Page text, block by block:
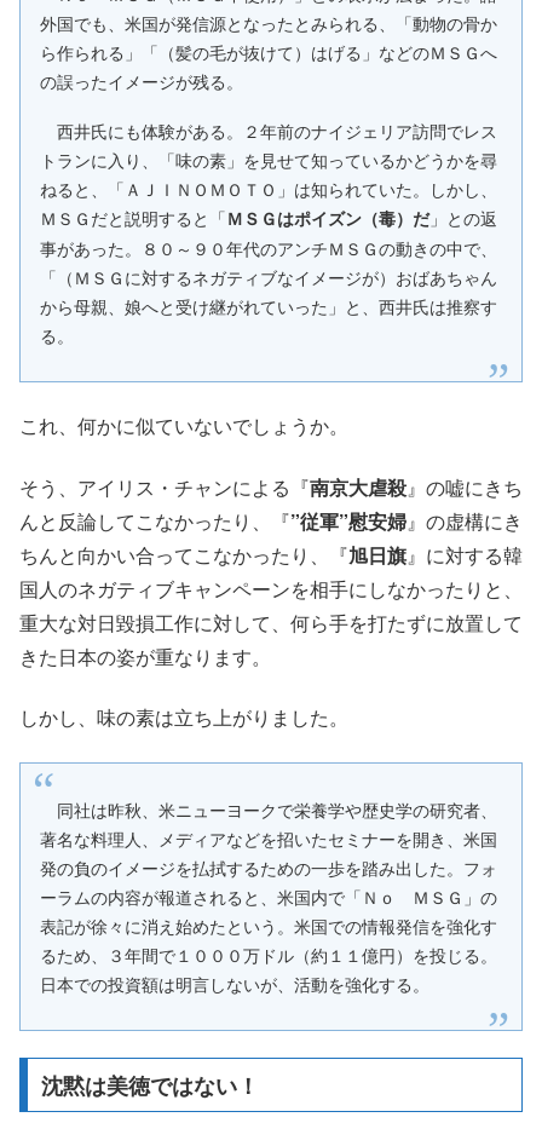
外国でも、米国が発信源となったとみられる、「動物の骨か
ら作られる」「（髪の毛が抜けて）はげる」などのＭＳＧへ
の誤ったイメージが残る。
西井氏にも体験がある。２年前のナイジェリア訪問でレス
トランに入り、「味の素」を見せて知っているかどうかを尋
ねると、「ＡＪＩＮＯＭＯＴＯ」は知られていた。しかし、
ＭＳＧだと説明すると「ＭＳＧはポイズン（毒）だ」との返
事があった。８０～９０年代のアンチＭＳＧの動きの中で、
「（ＭＳＧに対するネガティブなイメージが）おばあちゃん
から母親、娘へと受け継がれていった」と、西井氏は推察す
る。
これ、何かに似ていないでしょうか。
そう、アイリス・チャンによる『南京大虐殺』の嘘にきち
んと反論してこなかったり、『”従軍”慰安婦』の虚構にき
ちんと向かい合ってこなかったり、『旭日旗』に対する韓
国人のネガティブキャンペーンを相手にしなかったりと、
重大な対日毀損工作に対して、何ら手を打たずに放置して
きた日本の姿が重なります。
しかし、味の素は立ち上がりました。
同社は昨秋、米ニューヨークで栄養学や歴史学の研究者、
著名な料理人、メディアなどを招いたセミナーを開き、米国
発の負のイメージを払拭するための一歩を踏み出した。フォ
ーラムの内容が報道されると、米国内で「Ｎｏ ＭＳＧ」の
表記が徐々に消え始めたという。米国での情報発信を強化す
るため、３年間で１０００万ドル（約１１億円）を投じる。
日本での投資額は明言しないが、活動を強化する。
沈黙は美徳ではない！